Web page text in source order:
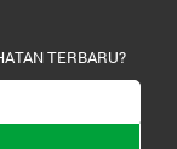
TERBARU?